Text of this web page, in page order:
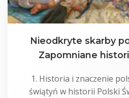
Nieodkryte skarby
Zapomniane
1. Historia i znaczenie
świątyń w historii Polski